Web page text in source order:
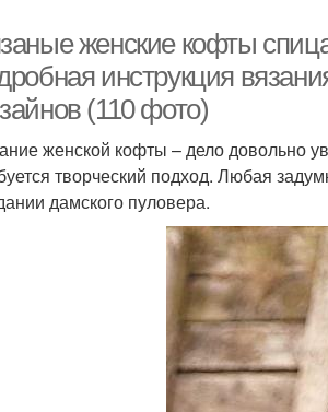
женские кофты
инструкция
(110 фото)
женской кофты – дело довольно
творческий подход. Любая
дамского пуловера.